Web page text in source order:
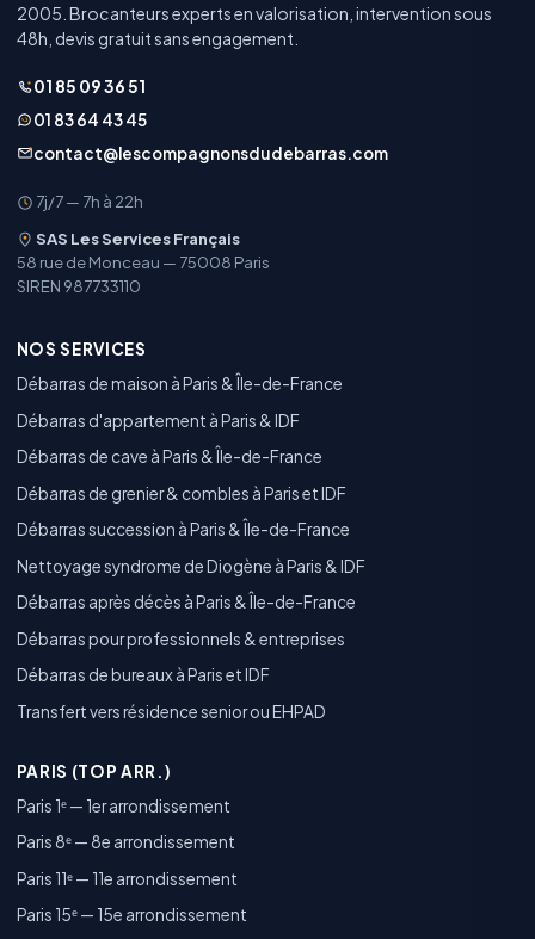
2005. Brocanteurs experts en valorisation, intervention sous
48h, devis gratuit sans engagement.
01 85 09 36 51
01 83 64 43 45
contact@lescompagnonsdudebarras.com
7j/7 — 7h à 22h
SAS Les Services Français
58 rue de Monceau — 75008 Paris
SIREN 987733110
NOS SERVICES
Débarras de maison à Paris & Île-de-France
Débarras d'appartement à Paris & IDF
Débarras de cave à Paris & Île-de-France
Débarras de grenier & combles à Paris et IDF
Débarras succession à Paris & Île-de-France
Nettoyage syndrome de Diogène à Paris & IDF
Débarras après décès à Paris & Île-de-France
Débarras pour professionnels & entreprises
Débarras de bureaux à Paris et IDF
Transfert vers résidence senior ou EHPAD
PARIS (TOP ARR.)
Paris 1ᵉ — 1er arrondissement
Paris 8ᵉ — 8e arrondissement
Paris 11ᵉ — 11e arrondissement
Paris 15ᵉ — 15e arrondissement